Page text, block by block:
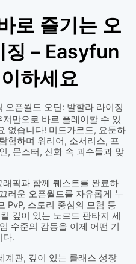
로 즐기는 오
징 – Easyfun
하세요
오픈월드 오딘: 발할라 라이징
저만으로 바로 플레이할 수 있
없습니다! 미드가르드, 요툰하
험하며 워리어, 소서리스, 프
, 몬스터, 신화 속 괴수들과 맞
픽과 함께 퀘스트를 완료하
러운 오픈월드를 자유롭게 누
PvP, 스토리 중심의 모험 등
깊이 있는 노르드 판타지 세
수준의 감동을 이제 어떤 기
다.
계관, 깊이 있는 클래스 성장